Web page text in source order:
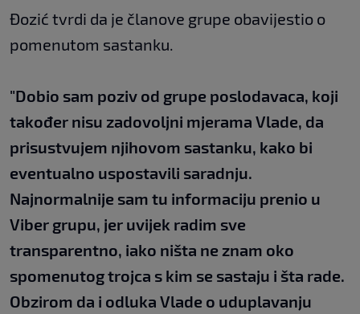
Đozić tvrdi da je članove grupe obavijestio o
pomenutom sastanku.
"Dobio sam poziv od grupe poslodavaca, koji
također nisu zadovoljni mjerama Vlade, da
prisustvujem njihovom sastanku, kako bi
eventualno uspostavili saradnju.
Najnormalnije sam tu informaciju prenio u
Viber grupu, jer uvijek radim sve
transparentno, iako ništa ne znam oko
spomenutog trojca s kim se sastaju i šta rade.
Obzirom da i odluka Vlade o uduplavanju